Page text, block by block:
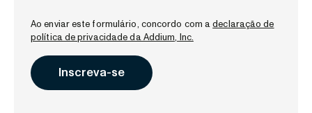
Ao enviar este formulário, concordo com adeclaração de
política de privacidade da Addium, Inc.